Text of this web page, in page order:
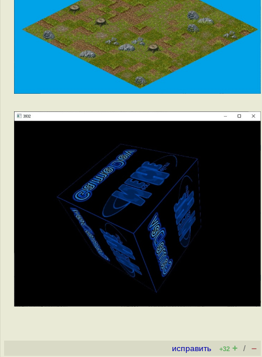
исправить +32 + / –